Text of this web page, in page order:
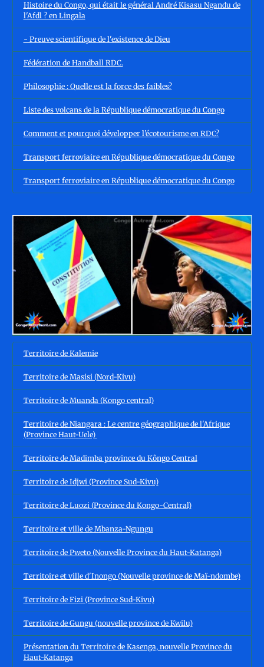
Histoire du Congo, qui était le général André Kisasu Ngandu de
l'Afdl ? en Lingala
- Preuve scientifique de l'existence de Dieu
Fédération de Handball RDC.
Philosophie : Quelle est la force des faibles?
Liste des volcans de la République démocratique du Congo
Comment et pourquoi développer l’écotourisme en RDC?
Transport ferroviaire en République démocratique du Congo
Transport ferroviaire en République démocratique du Congo
Territoire de Kalemie
Territoire de Masisi (Nord-Kivu)
Territoire de Muanda (Kongo central)
Territoire de Niangara : Le centre géographique de l'Afrique
(Province Haut-Uele)
Territoire de Madimba province du Kôngo Central
Territoire de Idjwi (Province Sud-Kivu)
Territoire de Luozi (Province du Kongo-Central)
Territoire et ville de Mbanza-Ngungu
Territoire de Pweto (Nouvelle Province du Haut-Katanga)
Territoire et ville d'Inongo (Nouvelle province de Maï-ndombe)
Territoire de Fizi (Province Sud-Kivu)
Territoire de Gungu (nouvelle province de Kwilu)
Présentation du Territoire de Kasenga, nouvelle Province du
Haut-Katanga